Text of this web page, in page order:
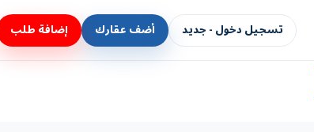
تسجيل دخول - جديد أضف عقارك إضافة طلب